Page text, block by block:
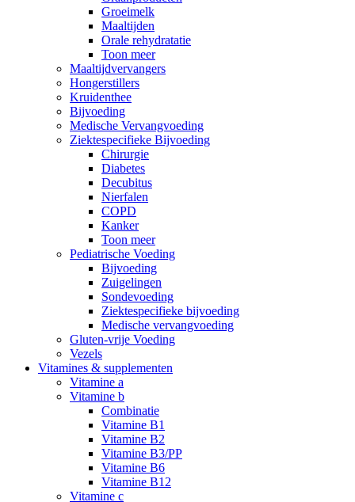
Groeimelk
Maaltijden
Orale rehydratatie
Toon meer
Maaltijdvervangers
Hongerstillers
Kruidenthee
Bijvoeding
Medische Vervangvoeding
Ziektespecifieke Bijvoeding
Chirurgie
Diabetes
Decubitus
Nierfalen
COPD
Kanker
Toon meer
Pediatrische Voeding
Bijvoeding
Zuigelingen
Sondevoeding
Ziektespecifieke bijvoeding
Medische vervangvoeding
Gluten-vrije Voeding
Vezels
Vitamines & supplementen
Vitamine a
Vitamine b
Combinatie
Vitamine B1
Vitamine B2
Vitamine B3/PP
Vitamine B6
Vitamine B12
Vitamine c